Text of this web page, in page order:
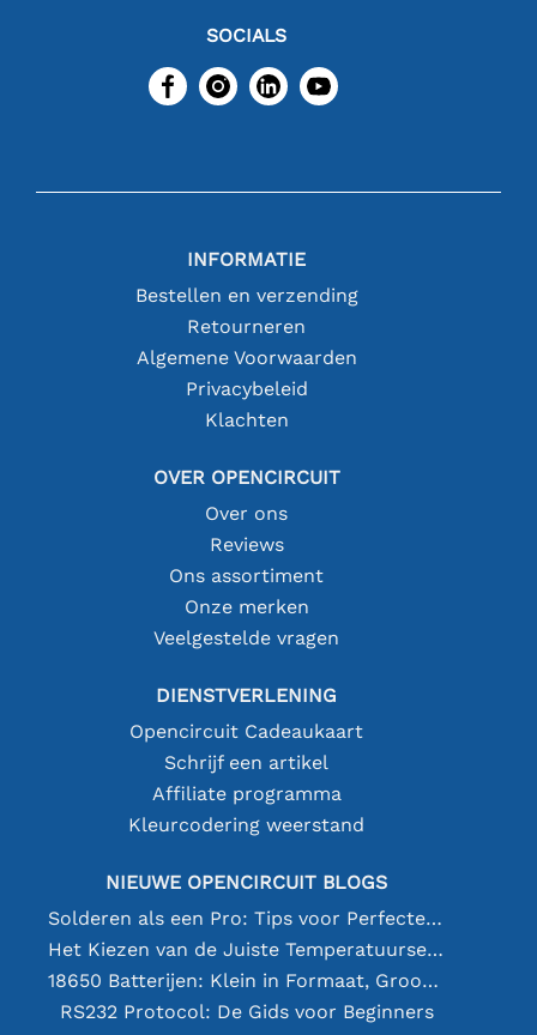
SOCIALS
INFORMATIE
Bestellen en verzending
Retourneren
Algemene Voorwaarden
Privacybeleid
Klachten
OVER OPENCIRCUIT
Over ons
Reviews
Ons assortiment
Onze merken
Veelgestelde vragen
DIENSTVERLENING
Opencircuit Cadeaukaart
Schrijf een artikel
Affiliate programma
Kleurcodering weerstand
NIEUWE OPENCIRCUIT BLOGS
Solderen als een Pro: Tips voor Perfecte Elektronische Verbindingen
Het Kiezen van de Juiste Temperatuursensor [youtube]
18650 Batterijen: Klein in Formaat, Groot in Prestatie
RS232 Protocol: De Gids voor Beginners